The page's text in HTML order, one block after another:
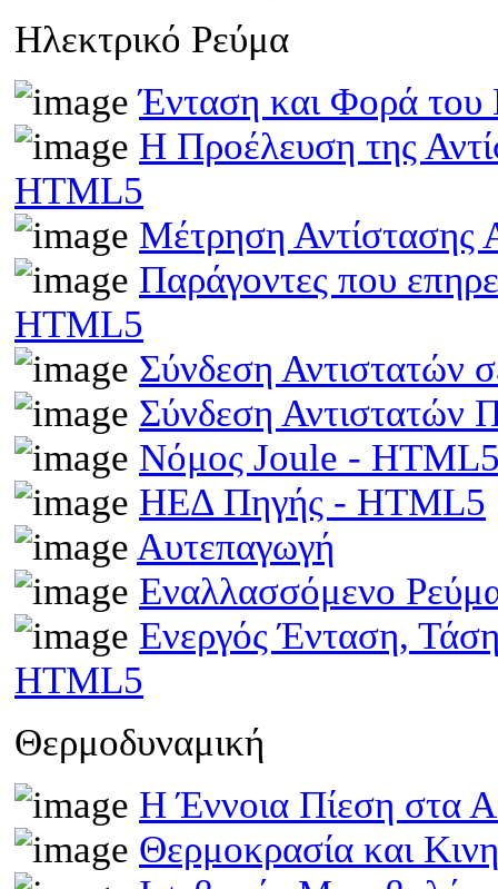
Ηλεκτρικό Ρεύμα
Ένταση και Φορά του
Η Προέλευση της
HTML5
Μέτρηση Αντίστασης
Παράγοντες που
HTML5
Σύνδεση Αντιστατών
Σύνδεση
Νόμος Joule -
ΗΕΔ Πηγής - HTML5
Αυτεπαγωγή
Εναλλασσόμενο
Ενεργός Ένταση,
HTML5
Θερμοδυναμική
Η Έννοια Πίεση στα
Θερμοκρασία και